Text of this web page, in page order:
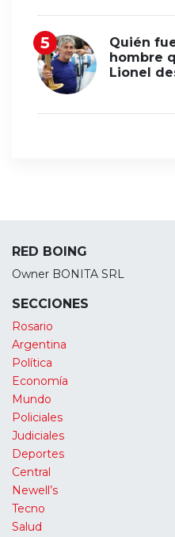
Quién
hombre
Lionel
RED BOING
Owner BONITA SRL
SECCIONES
Rosario
Argentina
Política
Economía
Mundo
Policiales
Judiciales
Deportes
Central
Newell’s
Tecno
Salud